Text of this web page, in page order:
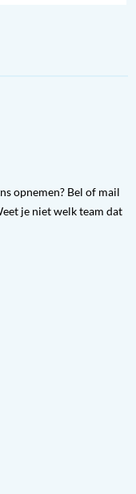
opnemen? Bel of mail
je niet welk team dat